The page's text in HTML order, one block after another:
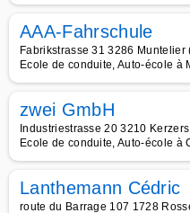
AAA-Fahrschule
Fabrikstrasse 31 3286
Ecole de conduite, Auto-école à
zwei GmbH
Industriestrasse 20 3210
Ecole de conduite, Auto-école à
Lanthemann Cédric
route du Barrage 107 1728